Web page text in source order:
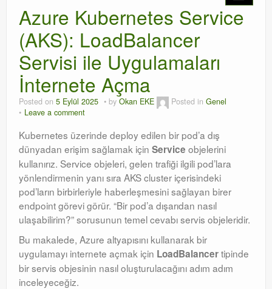
Azure Kubernetes Service
(AKS): LoadBalancer
Servisi ile Uygulamaları
İnternete Açma
Posted on 5 Eylül 2025 by Okan EKE Posted in Genel
Leave a comment
Kubernetes üzerinde deploy edilen bir pod’a dış
dünyadan erişim sağlamak için Service objelerini
kullanırız. Service objeleri, gelen trafiği ilgili pod’lara
yönlendirmenin yanı sıra AKS cluster içerisindeki
pod’ların birbirleriyle haberleşmesini sağlayan birer
endpoint görevi görür. “Bir pod’a dışarıdan nasıl
ulaşabilirim?” sorusunun temel cevabı servis objeleridir.
Bu makalede, Azure altyapısını kullanarak bir
uygulamayı internete açmak için LoadBalancertipinde
bir servis objesinin nasıl oluşturulacağını adım adım
inceleyeceğiz.